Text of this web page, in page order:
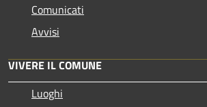
Comunicati
Avvisi
VIVERE IL COMUNE
Luoghi